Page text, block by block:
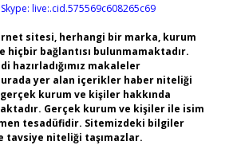
Skype: live:.cid.575569c608265c69
sitesi, herhangi bir marka, kurum
hiçbir bağlantısı bulunmamaktadır.
hazırladığımız makaleler
yer alan içerikler haber niteliği
kurum ve kişiler hakkında
Gerçek kurum ve kişiler ile isim
tesadüfidir. Sitemizdeki bilgiler
tavsiye niteliği taşımazlar.